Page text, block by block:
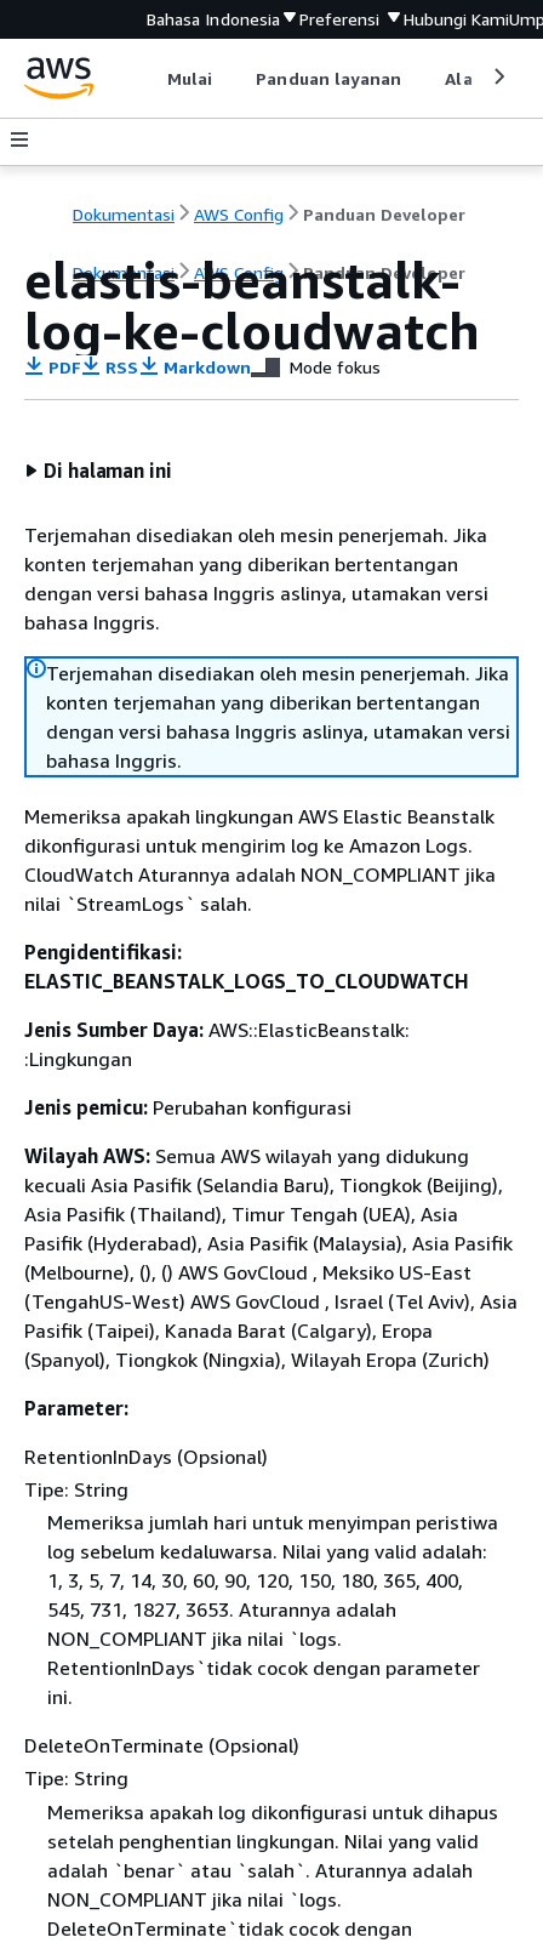
Bahasa Indonesia Preferensi Hubungi Kami
Mulai Panduan layanan Alat
Dokumentasi AWS Config Panduan Developer
Dokumentasi AWS Config Panduan Developer
elastis-beanstalk-
log-ke-cloudwatch
PDF RSS Markdown Mode fokus
Di halaman ini
Terjemahan disediakan oleh mesin penerjemah. Jika
konten terjemahan yang diberikan bertentangan
dengan versi bahasa Inggris aslinya, utamakan versi
bahasa Inggris.
Terjemahan disediakan oleh mesin penerjemah. Jika
konten terjemahan yang diberikan bertentangan
dengan versi bahasa Inggris aslinya, utamakan versi
bahasa Inggris.
Memeriksa apakah lingkungan AWS Elastic Beanstalk
dikonfigurasi untuk mengirim log ke Amazon Logs.
CloudWatch Aturannya adalah NON_COMPLIANT jika
nilai `StreamLogs` salah.
Pengidentifikasi:
ELASTIC_BEANSTALK_LOGS_TO_CLOUDWATCH
Jenis Sumber Daya: AWS::ElasticBeanstalk:
:Lingkungan
Jenis pemicu: Perubahan konfigurasi
Wilayah AWS: Semua AWS wilayah yang didukung
kecuali Asia Pasifik (Selandia Baru), Tiongkok (Beijing),
Asia Pasifik (Thailand), Timur Tengah (UEA), Asia
Pasifik (Hyderabad), Asia Pasifik (Malaysia), Asia Pasifik
(Melbourne), (), () AWS GovCloud , Meksiko US-East
(TengahUS-West) AWS GovCloud , Israel (Tel Aviv), Asia
Pasifik (Taipei), Kanada Barat (Calgary), Eropa
(Spanyol), Tiongkok (Ningxia), Wilayah Eropa (Zurich)
Parameter:
RetentionInDays (Opsional)
Tipe: String
Memeriksa jumlah hari untuk menyimpan peristiwa
log sebelum kedaluwarsa. Nilai yang valid adalah:
1, 3, 5, 7, 14, 30, 60, 90, 120, 150, 180, 365, 400,
545, 731, 1827, 3653. Aturannya adalah
NON_COMPLIANT jika nilai `logs.
RetentionInDays`tidak cocok dengan parameter
ini.
DeleteOnTerminate (Opsional)
Tipe: String
Memeriksa apakah log dikonfigurasi untuk dihapus
setelah penghentian lingkungan. Nilai yang valid
adalah `benar` atau `salah`. Aturannya adalah
NON_COMPLIANT jika nilai `logs.
DeleteOnTerminate`tidak cocok dengan